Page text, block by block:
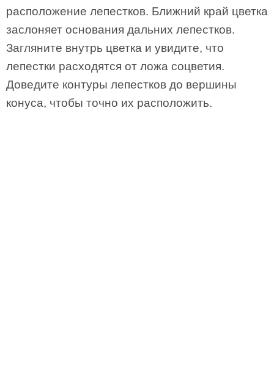
расположение лепестков. Ближний край цветка
заслоняет основания дальних лепестков.
Загляните внутрь цветка и увидите, что
лепестки расходятся от ложа соцветия.
Доведите контуры лепестков до вершины
конуса, чтобы точно их расположить.